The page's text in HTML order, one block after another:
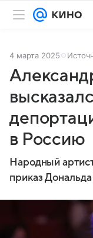
4 марта 2025
в Россию
Народный
приказ